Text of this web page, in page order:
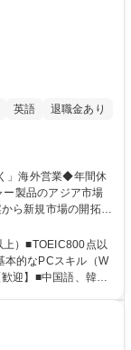
英語
退職金あり
ら新規市場の開拓ま
実施、市場トレンド
定、新規市場の調
等のサポート、SN
）■TOEIC800点以
本的なPCスキル（W